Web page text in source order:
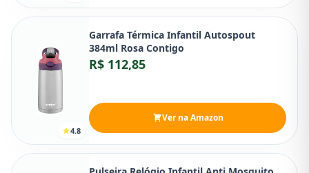
4.8
Garrafa Térmica Infantil Autospout
384ml Rosa Contigo
R$ 112,85
Ver na Amazon